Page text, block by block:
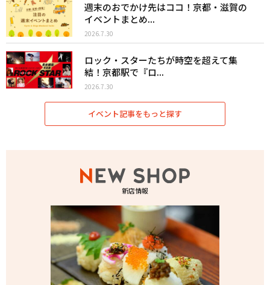
週末のおでかけ先はココ！京都・滋賀の
イベントまとめ...
2026.7.30
ロック・スターたちが時空を超えて集
結！京都駅で『ロ...
2026.7.30
イベント記事をもっと探す
新店情報